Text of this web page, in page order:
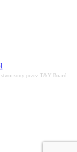
stworzony przez T&Y Board